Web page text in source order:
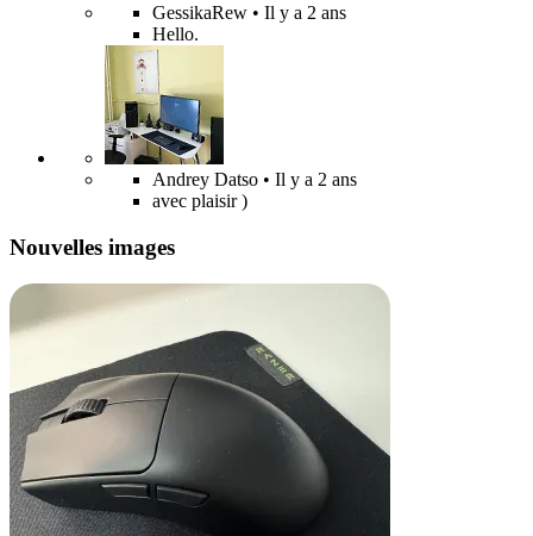
GessikaRew • Il y a 2 ans
Hello.
Andrey Datso • Il y a 2 ans
avec plaisir )
Nouvelles images